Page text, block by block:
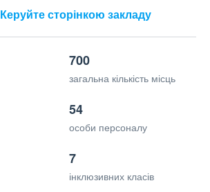
Керуйте сторінкою закладу
700
загальна кількість місць
54
особи персоналу
7
інклюзивних класів